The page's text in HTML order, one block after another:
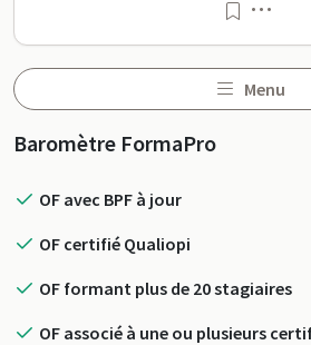
Menu
Profil
Baromètre FormaPro
OF avec BPF à jour
OF certifié Qualiopi
OF formant plus de 20 stagiaires
OF associé à une ou plusieurs